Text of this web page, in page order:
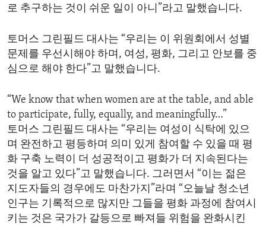
로 추구하는 것이 쉬운 일이 아니”라고 말했습니다.
토머스 그린필드 대사는 “우리는 이 위원회에서 성별
문제를 우선시해야 하며, 여성, 평화, 그리고 안보를 중
심으로 해야 한다”고 말했습니다.
“We know that when women are at the table, and able
to participate, fully, equally, and meaningfully…”
토머스 그린필드 대사는 “우리는 여성이 식탁에 있으
며 완전하고 평등하며 의미 있게 참여할 수 있을 때 평
화 구축 노력이 더 성공적이고 평화가 더 지속된다는
것을 알고 있다”고 말했습니다. 그러면서 “이는 젊은
지도자들의 경우에도 마찬가지”라며 “오늘날 청소년
인구는 기록적으로 많지만 그들을 평화 과정에 참여시
키는 것은 국가가 갈등으로 빠져들 위험을 완화시킨